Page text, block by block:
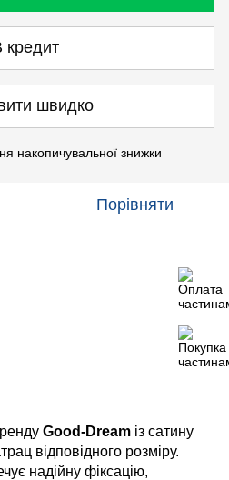
кредит
швидко
накопичувальної знижки
Порівняти
Good-Dream із сатину
відповідного розміру.
надійну фіксацію,